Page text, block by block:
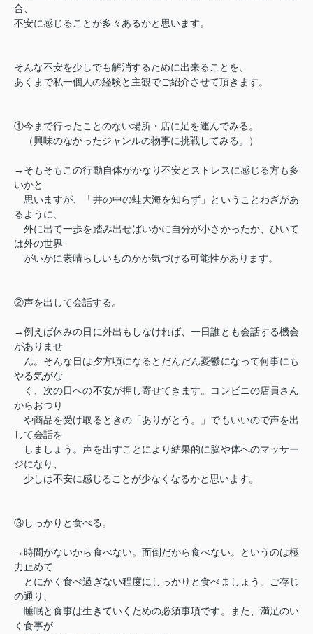
合、
不安に感じることが多々あるかと思います。
そんな不安を少しでも解消するために出来ることを、
あくまで私一個人の経験と主観でご紹介させて頂きます。
①今まで行ったことのない場所・店に足を運んでみる。
（興味のなかったジャンルの物事に挑戦してみる。）
→そもそもこの行動自体がかなり不安とストレスに感じる方も多
いかと
思いますが、「井の中の蛙大海を知らず」ということわざがあ
るように、
外に出て一歩を踏み出せばいかに自分が小さかったか、ひいて
は外の世界
がいかに素晴らしいものかが気づける可能性があります。
②声を出して会話する。
→例えば休みの日に外出もしなければ、一日誰とも会話する機会
がありませ
ん。そんな日は夕方頃になるとだんだん憂鬱になって何事にも
やる気がな
く、次の日への不安が押し寄せてきます。コンビニの店員さん
からおつり
や商品を受け取るときの「ありがとう。」でもいいので声を出
して会話を
しましょう。声を出すことにより結果的に脳や体へのマッサー
ジになり、
少しは不安に感じることが少なくなるかと思います。
③しっかりと食べる。
→時間がないから食べない。面倒だから食べない。というのは極
力止めて
とにかく食べ過ぎない程度にしっかりと食べましょう。ご存じ
の通り、
睡眠と食事は生きていくための必須事項です。また、満足のい
く食事が